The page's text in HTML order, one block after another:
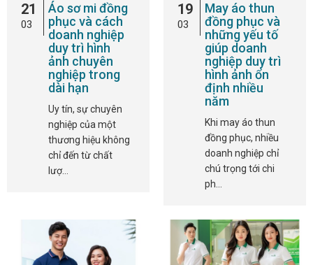
21
03
Áo sơ mi đồng
phục và cách
doanh nghiệp
duy trì hình
ảnh chuyên
nghiệp trong
dài hạn
Uy tín, sự chuyên
nghiệp của một
thương hiệu không
chỉ đến từ chất
lượ…
19
03
May áo thun
đồng phục và
những yếu tố
giúp doanh
nghiệp duy trì
hình ảnh ổn
định nhiều
năm
Khi may áo thun
đồng phục, nhiều
doanh nghiệp chỉ
chú trọng tới chi
ph…